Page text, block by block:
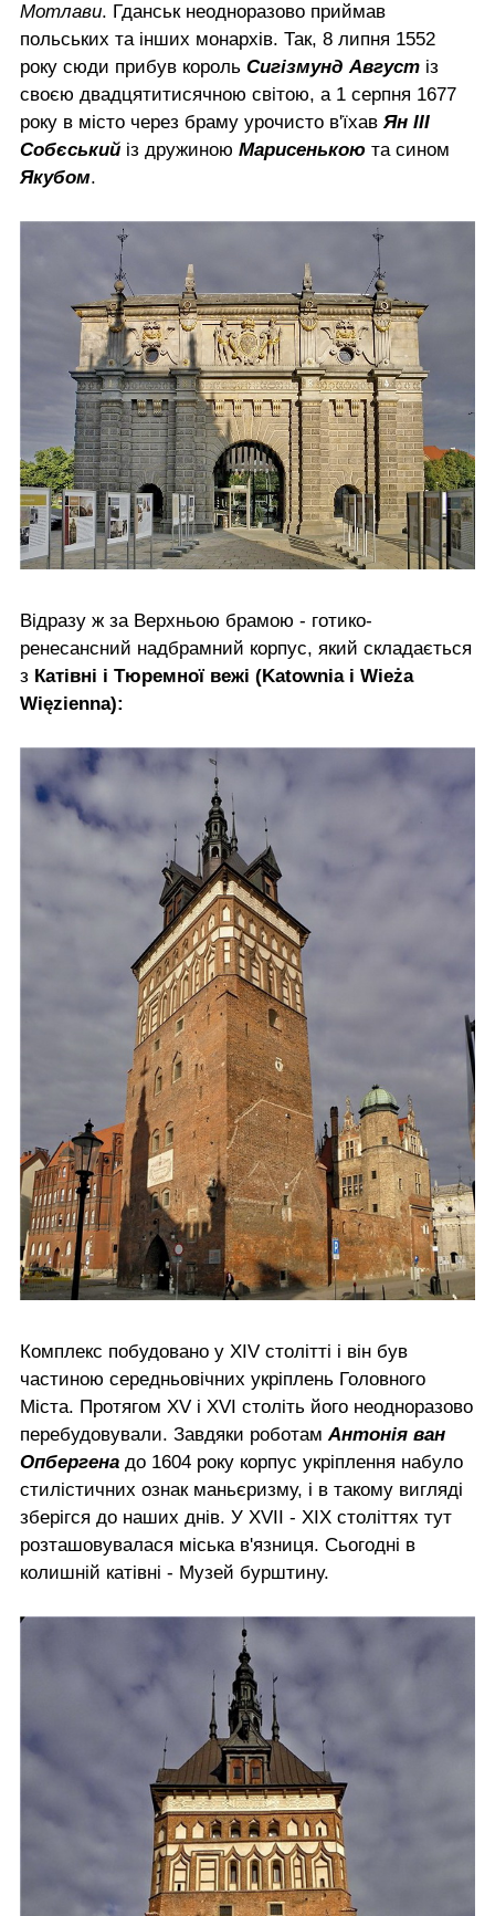
Мотлави. Гданськ неодноразово приймав
польських та інших монархів. Так, 8 липня 1552
року сюди прибув король Сигізмунд Август із
своєю двадцятитисячною світою, а 1 серпня 1677
року в місто через браму урочисто в'їхав Ян ІІІ
Собєський із дружиною Марисенькою та сином
Якубом.
Відразу ж за Верхньою брамою - готико-
ренесансний надбрамний корпус, який складається
з Катівні і Тюремної вежі (Katownia i Wieża
Więzienna):
Комплекс побудовано у XIV столітті і він був
частиною середньовічних укріплень Головного
Міста. Протягом XV і XVI століть його неодноразово
перебудовували. Завдяки роботамАнтонія ван
Опбергена до 1604 року корпус укріплення набуло
стилістичних ознак маньєризму, і в такому вигляді
зберігся до наших днів. У XVII - ХІХ століттях тут
розташовувалася міська в'язниця. Сьогодні в
колишній катівні - Музей бурштину.